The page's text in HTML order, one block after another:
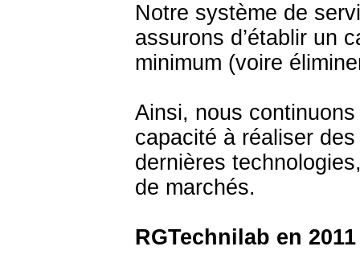
Notre système de
assurons d’établir un
minimum (voire
Ainsi, nous
capacité à réaliser
dernières
de marchés.
RGTechnilab en 2011